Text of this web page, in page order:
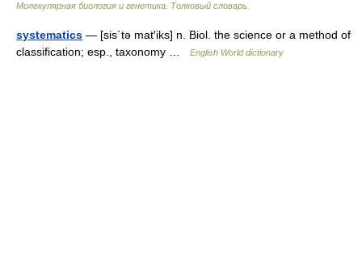
Молекулярная биология и генетика. Толковый словарь.
systematics — [sis΄tə mat′iks] n. Biol. the science or a method of
classification; esp., taxonomy …
English World dictionary